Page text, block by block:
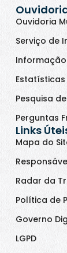
Ouvidoria
Serviço de
Informação
Estatísticas
Pesquisa
Perguntas
Links
Mapa do
Radar da
Política de
Governo
LGPD